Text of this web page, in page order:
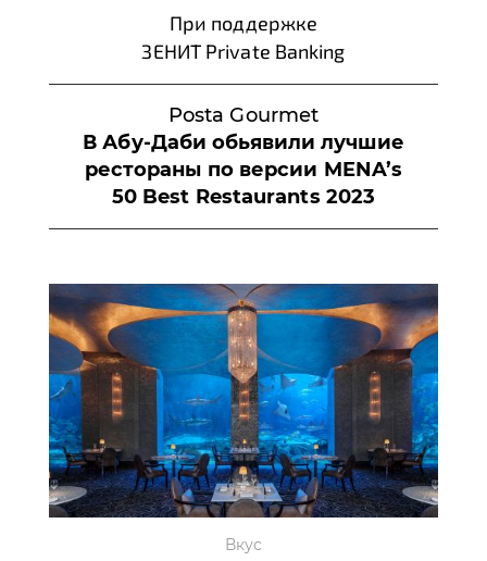
При поддержке
ЗЕНИТ Private Banking
Posta Gourmet
В Абу-Даби обьявили лучшие
рестораны по версии MENA’s
50 Best Restaurants 2023
Вкус